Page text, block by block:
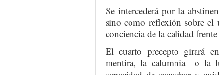
Se intercederá por la
sino como reflexión sobre el
conciencia de la calidad
El cuarto precepto girará
mentira, la calumnia o la